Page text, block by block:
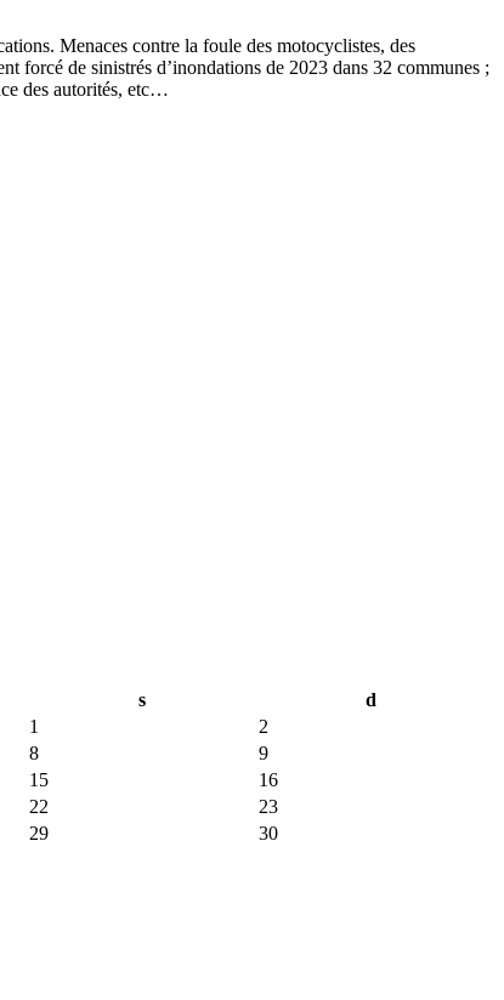
Menaces contre la foule des motocyclistes, des
forcé de sinistrés d’inondations de 2023 dans 32 communes ;
des autorités, etc…
s
d
1
2
8
9
15
16
22
23
29
30